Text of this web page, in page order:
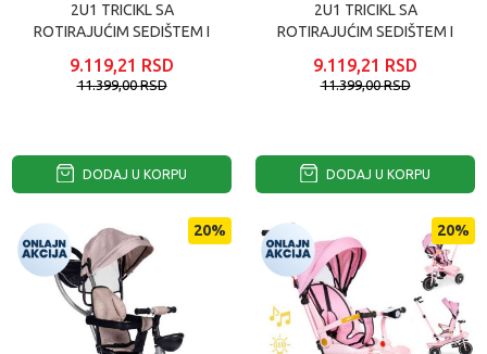
2U1 TRICIKL SA
ROTIRAJUĆIM SEDIŠTEM I
PINK WQL06652PINK
9.119,21 RSD
11.399,00RSD
DODAJ U KORPU
2U1 TRICIKL SA
ROTIRAJUĆIM SEDIŠTEM I
GRAY ECOTOYS
9.119,21 RSD
11.399,00RSD
DODAJ U KORPU
20% 20%